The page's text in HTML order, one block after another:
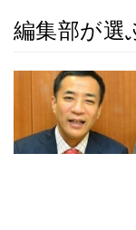
編集部が選